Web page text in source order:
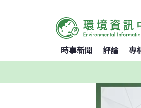
時事新聞 評論 專